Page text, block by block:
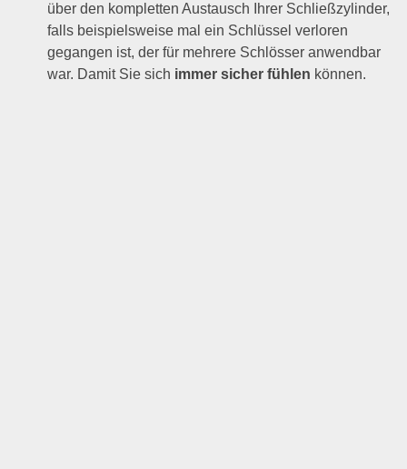
über den kompletten Austausch Ihrer Schließzylinder,
falls beispielsweise mal ein Schlüssel verloren
gegangen ist, der für mehrere Schlösser anwendbar
war. Damit Sie sich immer sicher fühlen können.